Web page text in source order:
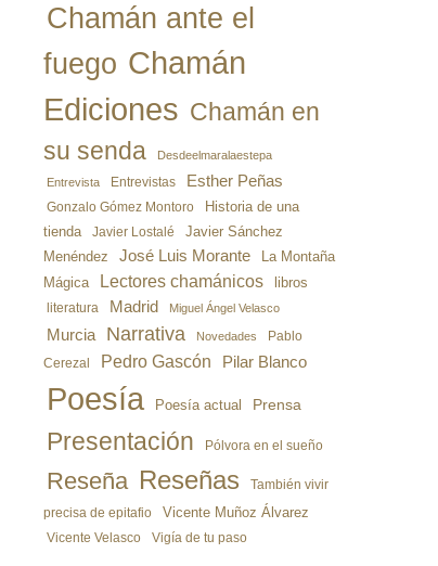
Chamán ante el
fuego Chamán
Ediciones Chamán en
su senda
Desdeelmaralaestepa
Entrevista Entrevistas Esther Peñas
Gonzalo Gómez Montoro
Historia de una
tienda
Javier Lostalé
Javier Sánchez
Menéndez
José Luis Morante
La Montaña
Mágica
Lectores chamánicos libros
literatura Madrid Miguel Ángel Velasco
Murcia Narrativa Novedades
Pablo
Cerezal
Pedro Gascón Pilar Blanco
Poesía Poesía actual Prensa
Presentación Pólvora en el sueño
Reseña Reseñas
También vivir
precisa de epitafio
Vicente Muñoz Álvarez
Vicente Velasco
Vigía de tu paso